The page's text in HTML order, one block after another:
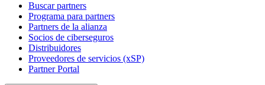
Buscar partners
Programa para partners
Partners de la alianza
Socios de ciberseguros
Distribuidores
Proveedores de servicios (xSP)
Partner Portal